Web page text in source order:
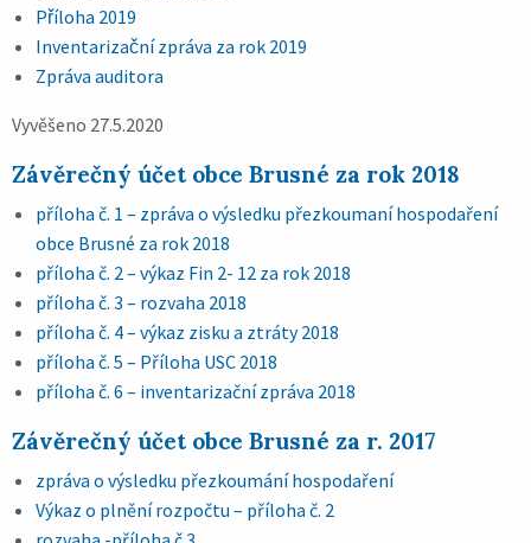
Příloha 2019
Inventarizační zpráva za rok 2019
Zpráva auditora
Vyvěšeno 27.5.2020
Závěrečný účet obce Brusné za rok 2018
příloha č. 1 – zpráva o výsledku přezkoumaní hospodaření
obce Brusné za rok 2018
příloha č. 2 – výkaz Fin 2- 12 za rok 2018
příloha č. 3 – rozvaha 2018
příloha č. 4 – výkaz zisku a ztráty 2018
příloha č. 5 – Příloha USC 2018
příloha č. 6 – inventarizační zpráva 2018
Závěrečný účet obce Brusné za r. 2017
zpráva o výsledku přezkoumání hospodaření
Výkaz o plnění rozpočtu – příloha č. 2